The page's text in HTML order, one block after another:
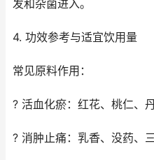
发和杂菌进入。
4. 功效参考与适宜饮用量
常见原料作用：
? 活血化瘀：红花、桃仁、
? 消肿止痛：乳香、没药、